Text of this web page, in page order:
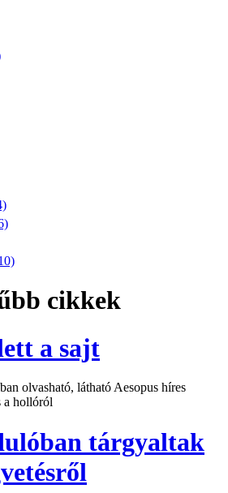
cikkek
a sajt
olvasható, látható Aesopus híres
a hollóról
tárgyaltak